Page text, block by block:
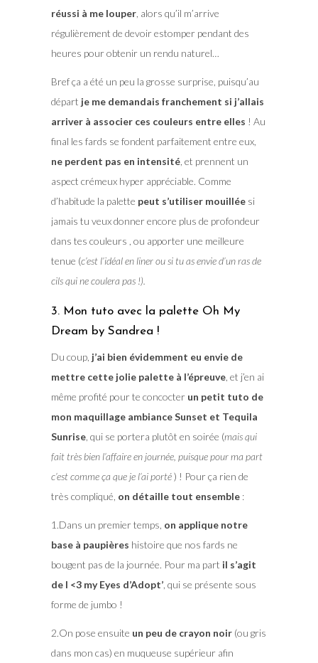
réussi à me louper, alors qu’il m’arrive
régulièrement de devoir estomper pendant des
heures pour obtenir un rendu naturel…
Bref ça a été un peu la grosse surprise, puisqu’au
départ je me demandais franchement si j’allais
arriver à associer ces couleurs entre elles ! Au
final les fards se fondent parfaitement entre eux,
ne perdent pas en intensité, et prennent un
aspect crémeux hyper appréciable. Comme
d’habitude la palette peut s’utiliser mouilléesi
jamais tu veux donner encore plus de profondeur
dans tes couleurs , ou apporter une meilleure
tenue (c’est l’idéal en liner ou si tu as envie d’un ras de
cils qui ne coulera pas !).
3. Mon tuto avec la palette Oh My
Dream by Sandrea !
Du coup, j’ai bien évidemment eu envie de
mettre cette jolie palette à l’épreuve, et j’en ai
même profité pour te concocter un petit tuto de
mon maquillage ambiance Sunset et Tequila
Sunrise, qui se portera plutôt en soirée (mais qui
fait très bien l’affaire en journée, puisque pour ma part
c’est comme ça que je l’ai porté) ! Pour ça rien de
très compliqué, on détaille tout ensemble:
1.Dans un premier temps, on applique notre
base à paupières histoire que nos fards ne
bougent pas de la journée. Pour ma part il s’agit
de I <3 my Eyes d’Adopt’, qui se présente sous
forme de jumbo !
2.On pose ensuite un peu de crayon noir(ou gris
dans mon cas) en muqueuse supérieur afin